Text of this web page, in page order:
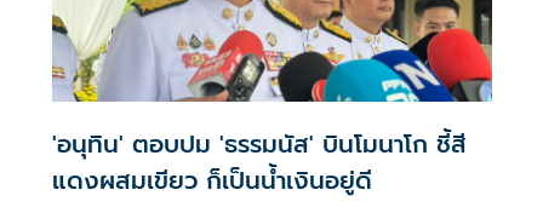
'อนุทิน' ตอบปม 'ธรรมนัส' บินโมนาโก ชี้สี
แดงผสมเขียว ก็เป็นน้ำเงินอยู่ดี